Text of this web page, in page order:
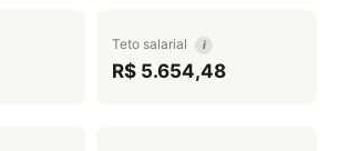
Teto salarial i
R$ 5.654,48